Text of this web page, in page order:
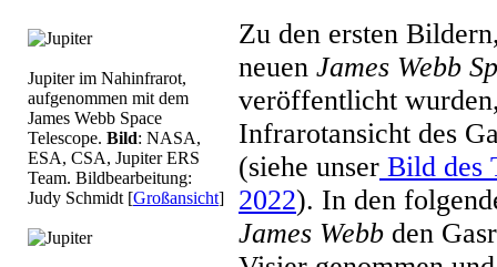
Jupiter im Nahinfrarot,
aufgenommen mit dem
James Webb Space
Telescope. Bild: NASA,
ESA, CSA, Jupiter ERS
Team. Bildbearbeitung:
Judy Schmidt [Großansicht]
Zu den ersten
neuen James Webb
veröffentlicht
Infrarotansicht des
(siehe unser Bild des
2022). In den
James Webb den